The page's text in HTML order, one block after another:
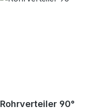
Rohrverteiler 90°